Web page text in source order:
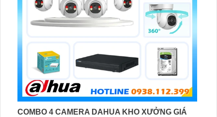
COMBO 4 CAMERA DAHUA KHO XƯỞNG GIÁ